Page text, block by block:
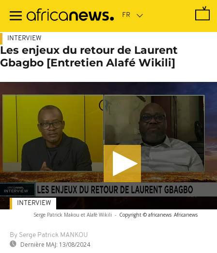
contenu
INTERVIEW
Les enjeux du retour de Laurent
Gbagbo [Entretien Alafé Wikili]
Serge Patrick Makou et Alafé Wikili - Copyright © africanews Africanews
By Serge Patrick MANKOU
Dernière MAJ: 13/08/2024
INTERVIEW